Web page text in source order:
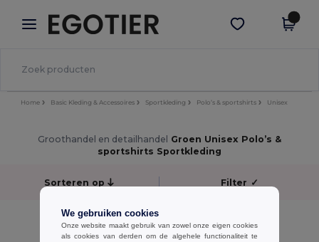
× Egotier-app
Betere prijzen in de app!
Download app
Home Basic Kleding & Accessoires Sportkleding Polo’s & sportshirts Unisex
Groothandel en detailhandel Groen Unisex Polo’s &
sportshirts Sportkleding
Sorteren op Filter ✓
No results.
No results.
We gebruiken cookies
Onze website maakt gebruik van zowel onze eigen cookies
als cookies van derden om de algehele functionaliteit te